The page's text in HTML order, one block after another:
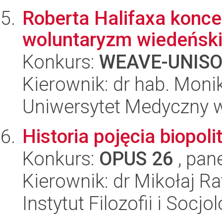
Roberta Halifaxa
woluntaryzm
Konkurs: WEAVE-
Kierownik: dr hab.
Uniwersytet Medyczny
Historia pojęcia
Konkurs: OPUS 26 ,
Kierownik: dr Mikołaj
Instytut Filozofii i